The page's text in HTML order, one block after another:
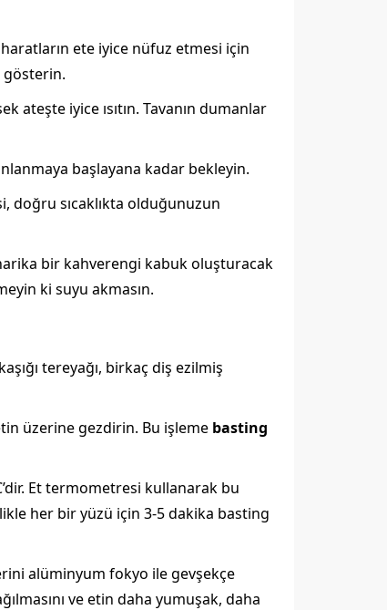
ete iyice nüfuz etmesi için
gösterin.
ateşte iyice ısıtın. Tavanın dumanlar
başlayana kadar bekleyin.
doğru sıcaklıkta olduğunuzun
bir kahverengi kabuk oluşturacak
ki suyu akmasın.
tereyağı, birkaç diş ezilmiş
üzerine gezdirin. Bu işleme basting
Et termometresi kullanarak bu
her bir yüzü için 3-5 dakika basting
alüminyum fokyo ile gevşekçe
ve etin daha yumuşak, daha